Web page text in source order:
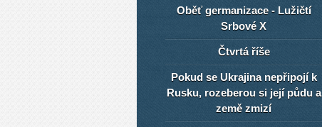
Oběť germanizace - Lužičtí
Srbové X
Čtvrtá říše
Pokud se Ukrajina nepřipojí k
Rusku, rozeberou si její půdu a
země zmizí